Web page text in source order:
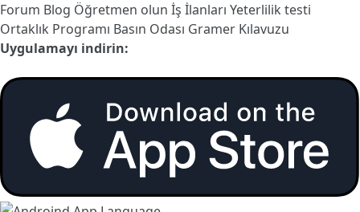
Forum Blog Öğretmen olun İş İlanları Yeterlilik testi
Ortaklık Programı Basın Odası Gramer Kılavuzu
Uygulamayı indirin: